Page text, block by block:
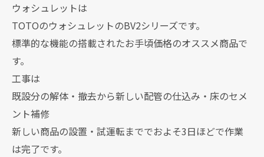
ウォシュレットは
TOTOのウォシュレットのBV2シリーズです。
標準的な機能の搭載されたお手頃価格のオススメ商品で
す。
工事は
既設分の解体・撤去から新しい配管の仕込み・床のセメ
ント補修
新しい商品の設置・試運転まででおよそ3日ほどで作業
は完了です。